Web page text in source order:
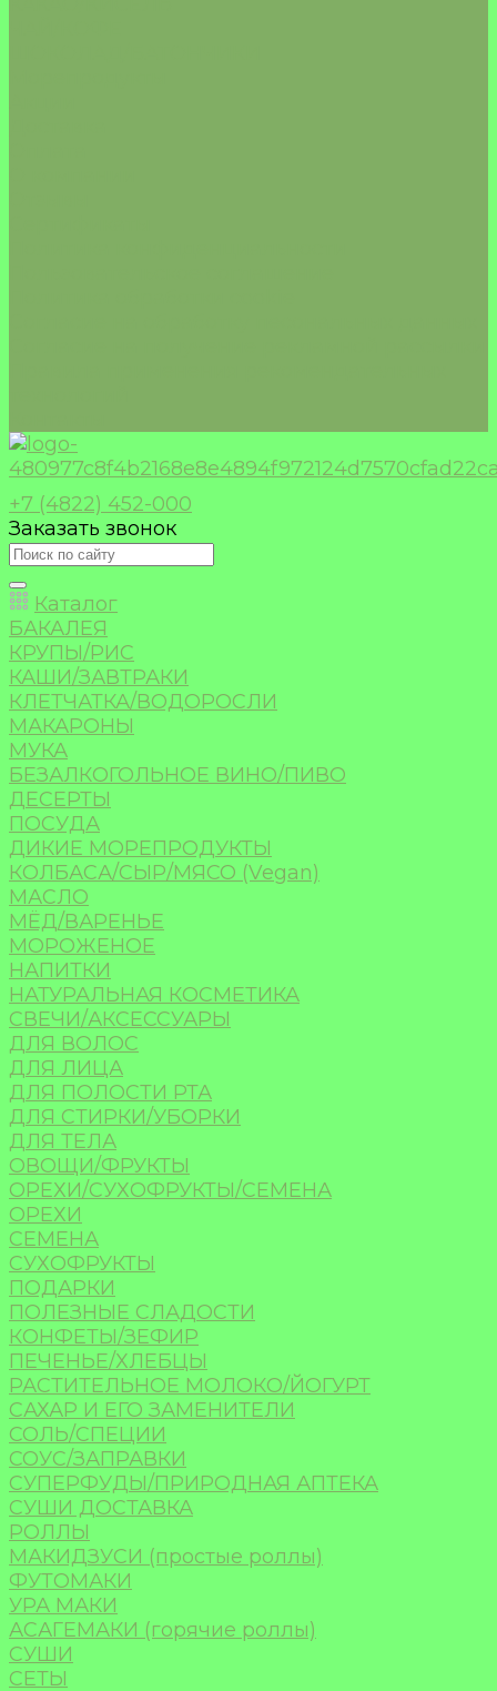
+7 (4822) 452-000
Заказать звонок
Каталог
БАКАЛЕЯ
КРУПЫ/РИС
КАШИ/ЗАВТРАКИ
КЛЕТЧАТКА/ВОДОРОСЛИ
МАКАРОНЫ
МУКА
БЕЗАЛКОГОЛЬНОЕ ВИНО/ПИВО
ДЕСЕРТЫ
ПОСУДА
ДИКИЕ МОРЕПРОДУКТЫ
КОЛБАСА/СЫР/МЯСО (Vegan)
МАСЛО
МЁД/ВАРЕНЬЕ
МОРОЖЕНОЕ
НАПИТКИ
НАТУРАЛЬНАЯ КОСМЕТИКА
СВЕЧИ/АКСЕССУАРЫ
ДЛЯ ВОЛОС
ДЛЯ ЛИЦА
ДЛЯ ПОЛОСТИ РТА
ДЛЯ СТИРКИ/УБОРКИ
ДЛЯ ТЕЛА
ОВОЩИ/ФРУКТЫ
ОРЕХИ/СУХОФРУКТЫ/СЕМЕНА
ОРЕХИ
СЕМЕНА
СУХОФРУКТЫ
ПОДАРКИ
ПОЛЕЗНЫЕ СЛАДОСТИ
КОНФЕТЫ/ЗЕФИР
ПЕЧЕНЬЕ/ХЛЕБЦЫ
РАСТИТЕЛЬНОЕ МОЛОКО/ЙОГУРТ
САХАР И ЕГО ЗАМЕНИТЕЛИ
СОЛЬ/СПЕЦИИ
СОУС/ЗАПРАВКИ
СУПЕРФУДЫ/ПРИРОДНАЯ АПТЕКА
СУШИ ДОСТАВКА
РОЛЛЫ
МАКИДЗУСИ (простые роллы)
ФУТОМАКИ
УРА МАКИ
АСАГЕМАКИ (горячие роллы)
СУШИ
СЕТЫ